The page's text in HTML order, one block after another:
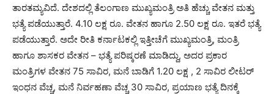
ತಾರತಮ್ಯವಿದೆ. ದೇಶದಲ್ಲಿ ತೆಲಂಗಾಣ ಮುಖ್ಯಮಂತ್ರಿ ಅತಿ ಹೆಚ್ಚು ವೇತನ ಮತ್ತು
ಭತ್ಯೆ ಪಡೆಯುತ್ತಾರೆ. 4.10 ಲಕ್ಷ ರೂ. ವೇತನ ಹಾಗೂ 2.50 ಲಕ್ಷ ರೂ. ಇತರೆ ಭತ್ಯೆ
ಪಡೆಯುತ್ತಾರೆ. ಅದೇ ರೀತಿ ಕರ್ನಾಟಕಲ್ಲಿ ಇತ್ತೀಚೆಗೆ ಮುಖ್ಯಮಂತ್ರಿ, ಮಂತ್ರಿ
ಹಾಗೂ ಶಾಸಕರ ವೇತನ – ಭತ್ಯೆ ಪರಿಷ್ಕರಣೆ ಮಾಡಿದ್ದು, ಅದರ ಪ್ರಕಾರ
ಮಂತ್ರಿಗಳ ವೇತನ 75 ಸಾವಿರ, ಮನೆ ಬಾಡಿಗೆ 1.20 ಲಕ್ಷ , 2 ಸಾವಿರ ಲೀಟರ್
ಇಂಧನ ವೆಚ್ಚ, ಮನೆ ನಿರ್ವಹಣಾ ವೆಚ್ಚ 30 ಸಾವಿರ, ಪ್ರಯಾಣ ಭತ್ಯೆ ದಿನಕ್ಕೆ